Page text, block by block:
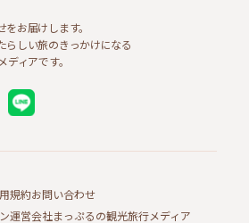
お届けします。
らしい旅のきっかけになる
ィアです。
規約お問い合わせ
運営会社まっぷるの観光旅行メディア